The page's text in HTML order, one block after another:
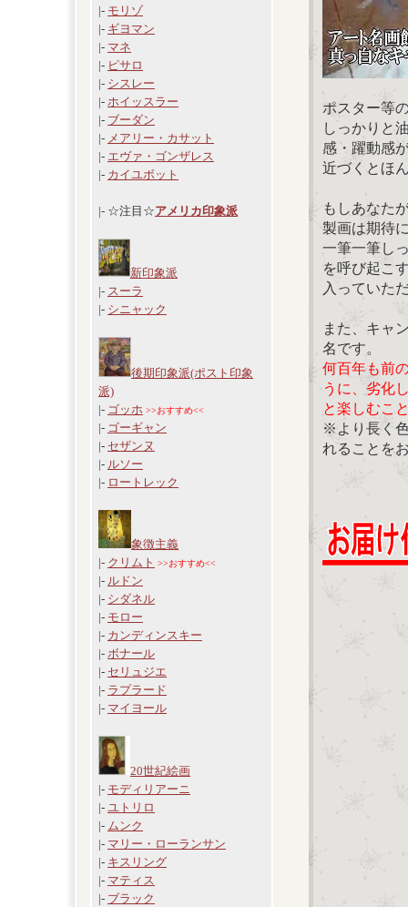
|- モリゾ
|- ギヨマン
|- マネ
|- ピサロ
|- シスレー
|- ホイッスラー
|- ブーダン
|- メアリー・カサット
|- エヴァ・ゴンザレス
|- カイユボット
|- ☆注目☆アメリカ印象派
新印象派
|- スーラ
|- シニャック
後期印象派(ポスト印象
派)
|- ゴッホ >>おすすめ<<
|- ゴーギャン
|- セザンヌ
|- ルソー
|- ロートレック
象徴主義
|- クリムト >>おすすめ<<
|- ルドン
|- シダネル
|- モロー
|- カンディンスキー
|- ボナール
|- セリュジエ
|- ラプラード
|- マイヨール
20世紀絵画
|- モディリアーニ
|- ユトリロ
|- ムンク
|- マリー・ローランサン
|- キスリング
|- マティス
|- ブラック
ポスター等
しっかりと
感・躍動感
近づくとほ
もしあなた
製画は期待
一筆一筆し
を呼び起こ
入っていた
また、キャ
名です。
何百年も前
うに、劣化
と楽しむこ
※より長く
れることを